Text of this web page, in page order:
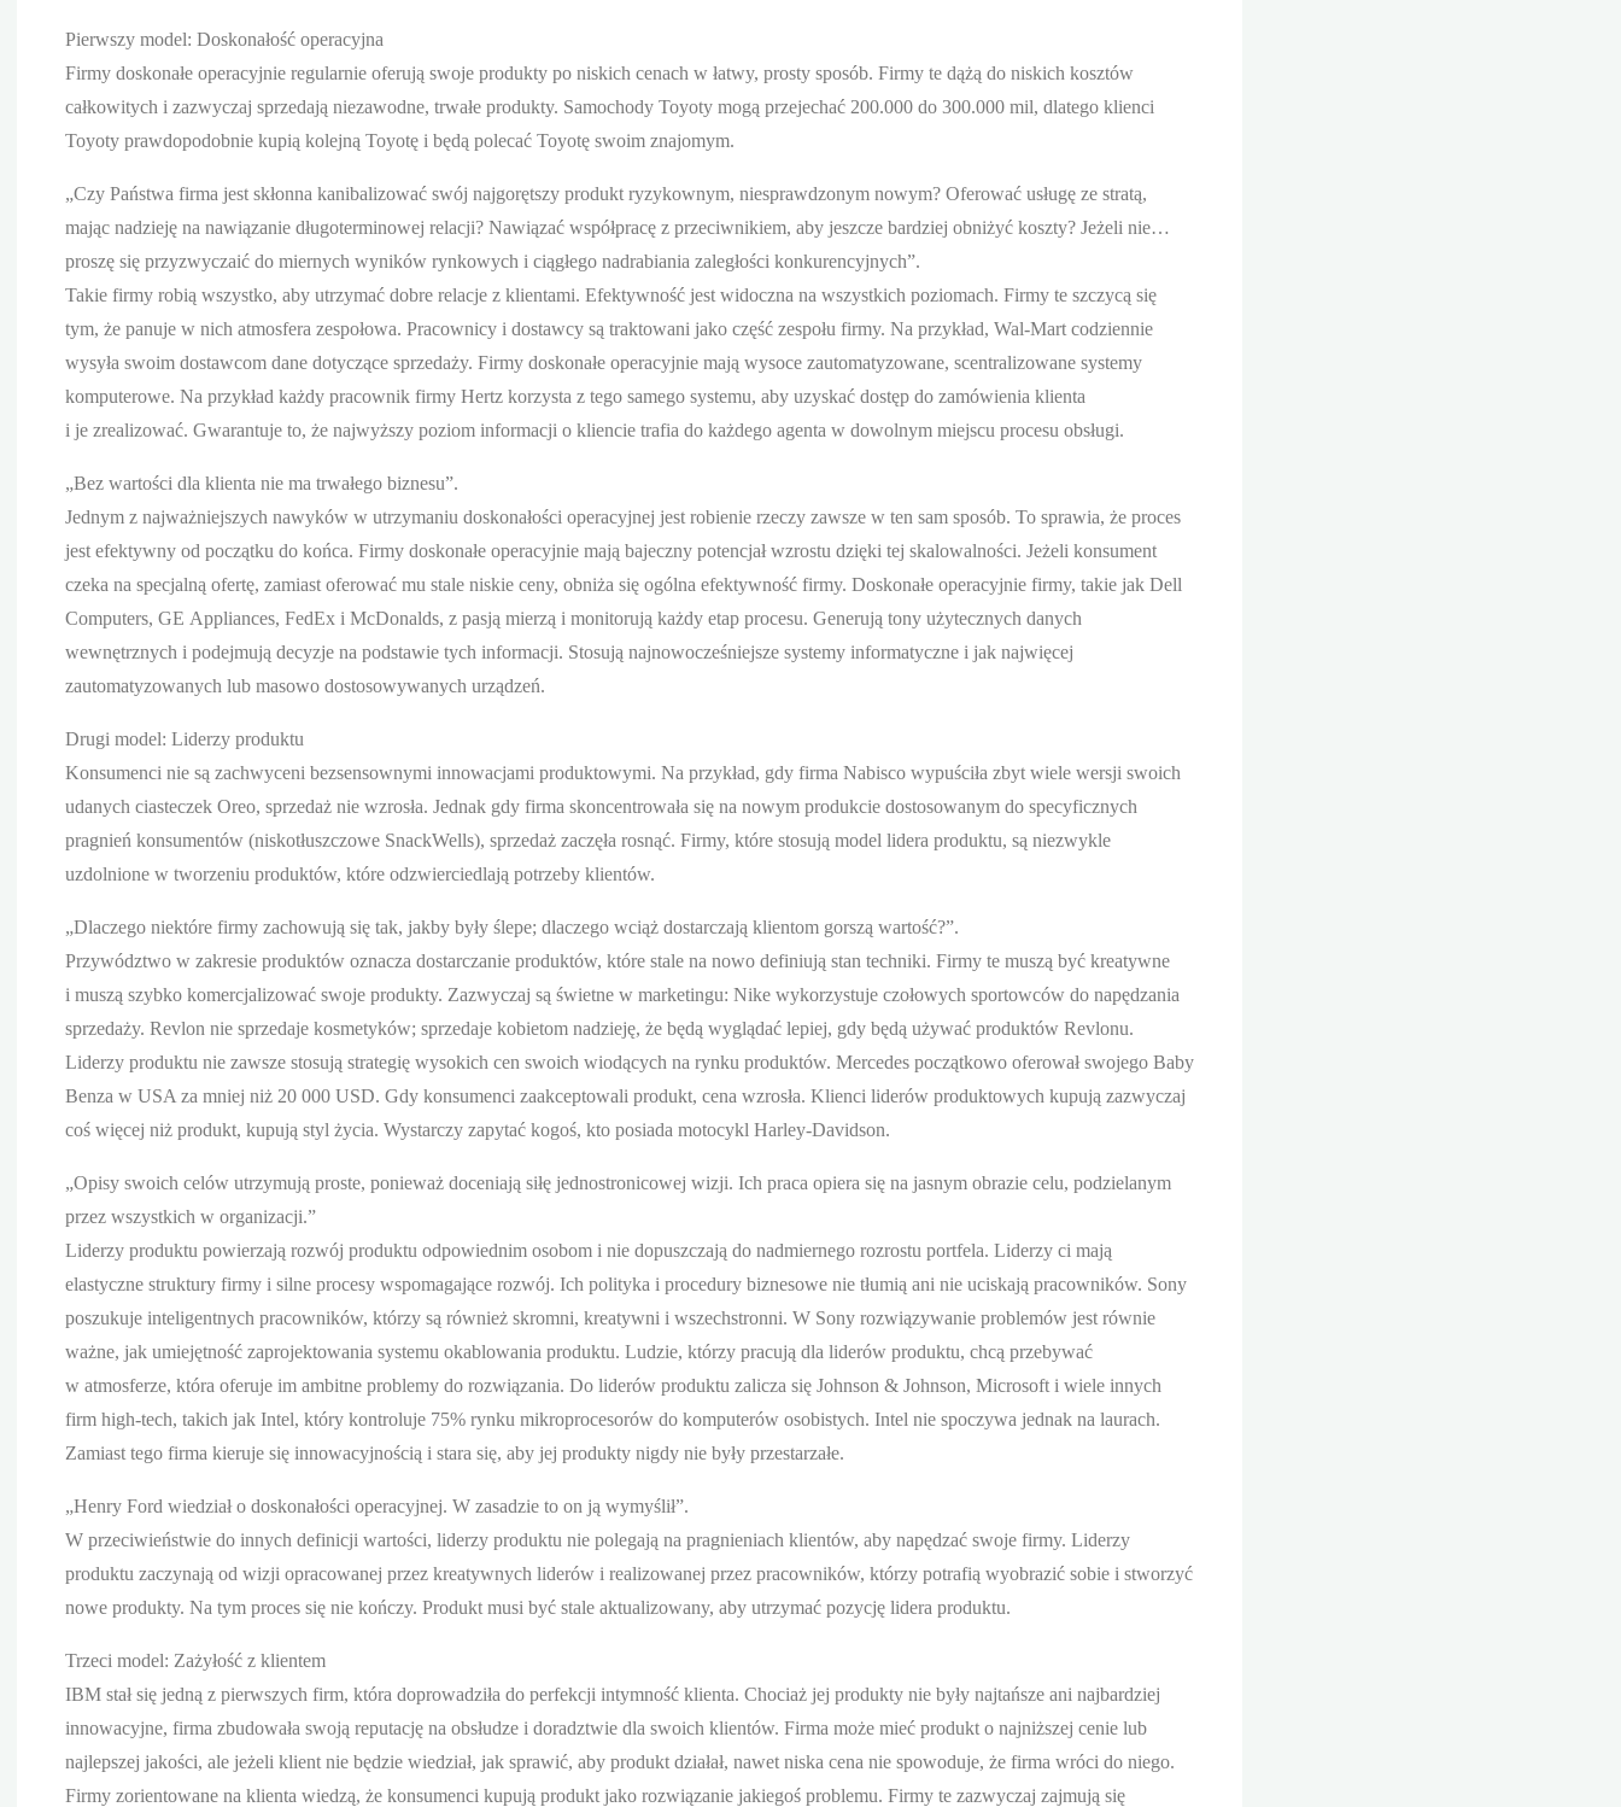
Pierwszy model: Doskonałość operacyjna
Firmy doskonałe operacyjnie regularnie oferują swoje produkty po niskich cenach w łatwy, prosty sposób. Firmy te dążą do niskich kosztów
całkowitych i zazwyczaj sprzedają niezawodne, trwałe produkty. Samochody Toyoty mogą przejechać 200.000 do 300.000 mil, dlatego klienci
Toyoty prawdopodobnie kupią kolejną Toyotę i będą polecać Toyotę swoim znajomym.
„Czy Państwa firma jest skłonna kanibalizować swój najgorętszy produkt ryzykownym, niesprawdzonym nowym? Oferować usługę ze stratą,
mając nadzieję na nawiązanie długoterminowej relacji? Nawiązać współpracę z przeciwnikiem, aby jeszcze bardziej obniżyć koszty? Jeżeli nie…
proszę się przyzwyczaić do miernych wyników rynkowych i ciągłego nadrabiania zaległości konkurencyjnych”.
Takie firmy robią wszystko, aby utrzymać dobre relacje z klientami. Efektywność jest widoczna na wszystkich poziomach. Firmy te szczycą się
tym, że panuje w nich atmosfera zespołowa. Pracownicy i dostawcy są traktowani jako część zespołu firmy. Na przykład, Wal-Mart codziennie
wysyła swoim dostawcom dane dotyczące sprzedaży. Firmy doskonałe operacyjnie mają wysoce zautomatyzowane, scentralizowane systemy
komputerowe. Na przykład każdy pracownik firmy Hertz korzysta z tego samego systemu, aby uzyskać dostęp do zamówienia klienta
i je zrealizować. Gwarantuje to, że najwyższy poziom informacji o kliencie trafia do każdego agenta w dowolnym miejscu procesu obsługi.
„Bez wartości dla klienta nie ma trwałego biznesu”.
Jednym z najważniejszych nawyków w utrzymaniu doskonałości operacyjnej jest robienie rzeczy zawsze w ten sam sposób. To sprawia, że proces
jest efektywny od początku do końca. Firmy doskonałe operacyjnie mają bajeczny potencjał wzrostu dzięki tej skalowalności. Jeżeli konsument
czeka na specjalną ofertę, zamiast oferować mu stale niskie ceny, obniża się ogólna efektywność firmy. Doskonałe operacyjnie firmy, takie jak Dell
Computers, GE Appliances, FedEx i McDonalds, z pasją mierzą i monitorują każdy etap procesu. Generują tony użytecznych danych
wewnętrznych i podejmują decyzje na podstawie tych informacji. Stosują najnowocześniejsze systemy informatyczne i jak najwięcej
zautomatyzowanych lub masowo dostosowywanych urządzeń.
Drugi model: Liderzy produktu
Konsumenci nie są zachwyceni bezsensownymi innowacjami produktowymi. Na przykład, gdy firma Nabisco wypuściła zbyt wiele wersji swoich
udanych ciasteczek Oreo, sprzedaż nie wzrosła. Jednak gdy firma skoncentrowała się na nowym produkcie dostosowanym do specyficznych
pragnień konsumentów (niskotłuszczowe SnackWells), sprzedaż zaczęła rosnąć. Firmy, które stosują model lidera produktu, są niezwykle
uzdolnione w tworzeniu produktów, które odzwierciedlają potrzeby klientów.
„Dlaczego niektóre firmy zachowują się tak, jakby były ślepe; dlaczego wciąż dostarczają klientom gorszą wartość?”.
Przywództwo w zakresie produktów oznacza dostarczanie produktów, które stale na nowo definiują stan techniki. Firmy te muszą być kreatywne
i muszą szybko komercjalizować swoje produkty. Zazwyczaj są świetne w marketingu: Nike wykorzystuje czołowych sportowców do napędzania
sprzedaży. Revlon nie sprzedaje kosmetyków; sprzedaje kobietom nadzieję, że będą wyglądać lepiej, gdy będą używać produktów Revlonu.
Liderzy produktu nie zawsze stosują strategię wysokich cen swoich wiodących na rynku produktów. Mercedes początkowo oferował swojego Baby
Benza w USA za mniej niż 20 000 USD. Gdy konsumenci zaakceptowali produkt, cena wzrosła. Klienci liderów produktowych kupują zazwyczaj
coś więcej niż produkt, kupują styl życia. Wystarczy zapytać kogoś, kto posiada motocykl Harley-Davidson.
„Opisy swoich celów utrzymują proste, ponieważ doceniają siłę jednostronicowej wizji. Ich praca opiera się na jasnym obrazie celu, podzielanym
przez wszystkich w organizacji.”
Liderzy produktu powierzają rozwój produktu odpowiednim osobom i nie dopuszczają do nadmiernego rozrostu portfela. Liderzy ci mają
elastyczne struktury firmy i silne procesy wspomagające rozwój. Ich polityka i procedury biznesowe nie tłumią ani nie uciskają pracowników. Sony
poszukuje inteligentnych pracowników, którzy są również skromni, kreatywni i wszechstronni. W Sony rozwiązywanie problemów jest równie
ważne, jak umiejętność zaprojektowania systemu okablowania produktu. Ludzie, którzy pracują dla liderów produktu, chcą przebywać
w atmosferze, która oferuje im ambitne problemy do rozwiązania. Do liderów produktu zalicza się Johnson & Johnson, Microsoft i wiele innych
firm high-tech, takich jak Intel, który kontroluje 75% rynku mikroprocesorów do komputerów osobistych. Intel nie spoczywa jednak na laurach.
Zamiast tego firma kieruje się innowacyjnością i stara się, aby jej produkty nigdy nie były przestarzałe.
„Henry Ford wiedział o doskonałości operacyjnej. W zasadzie to on ją wymyślił”.
W przeciwieństwie do innych definicji wartości, liderzy produktu nie polegają na pragnieniach klientów, aby napędzać swoje firmy. Liderzy
produktu zaczynają od wizji opracowanej przez kreatywnych liderów i realizowanej przez pracowników, którzy potrafią wyobrazić sobie i stworzyć
nowe produkty. Na tym proces się nie kończy. Produkt musi być stale aktualizowany, aby utrzymać pozycję lidera produktu.
Trzeci model: Zażyłość z klientem
IBM stał się jedną z pierwszych firm, która doprowadziła do perfekcji intymność klienta. Chociaż jej produkty nie były najtańsze ani najbardziej
innowacyjne, firma zbudowała swoją reputację na obsłudze i doradztwie dla swoich klientów. Firma może mieć produkt o najniższej cenie lub
najlepszej jakości, ale jeżeli klient nie będzie wiedział, jak sprawić, aby produkt działał, nawet niska cena nie spowoduje, że firma wróci do niego.
Firmy zorientowane na klienta wiedzą, że konsumenci kupują produkt jako rozwiązanie jakiegoś problemu. Firmy te zazwyczaj zajmują się